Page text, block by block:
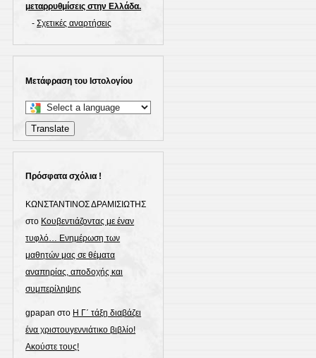
μεταρρυθμίσεις στην Ελλάδα.
-Σχετικές αναρτήσεις
Μετάφραση του Ιστολογίου
Select
a
language
translate
page
Translate
Πρόσφατα σχόλια !
ΚΩΝΣΤΑΝΤΙΝΟΣ ΔΡΑΜΙΣΙΩΤΗΣ
στο Κουβεντιάζοντας με έναν
τυφλό… Ενημέρωση των
μαθητών μας σε θέματα
αναπηρίας, αποδοχής και
συμπερίληψης
gpapan στο Η Γ΄ τάξη διαβάζει
ένα χριστουγεννιάτικο βιβλίο!
Ακούστε τους!